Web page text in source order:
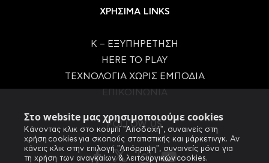
Στο website μας χρησιμοποιούμε cookies
Κάνοντας κλικ στο κουμπί "Αποδοχή", συναινείς στη
χρήση cookies για σκοπούς στατιστικής και μάρκετινγκ. Αν
κάνεις κλικ στην επιλογή "Απόρριψη", συναινείς μόνο για
τη χρήση των αναγκαίων & λειτουργικών cookies.
ΧΡΗΣΙΜΑ LINKS
Κ – ΕΞΥΠΗΡΕΤΗΣΗ
HERE TO PLAY
ΤΕΧΝΟΛΟΓΙΑ ΧΩΡΙΣ ΕΜΠΟΔΙΑ
FOLLOW US